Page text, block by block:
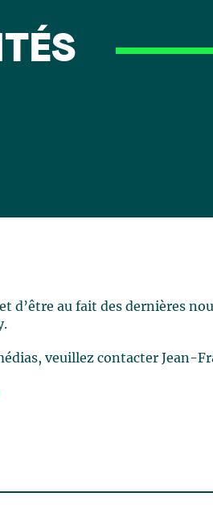
d’être au fait des dernières
veuillez contacter Jean-